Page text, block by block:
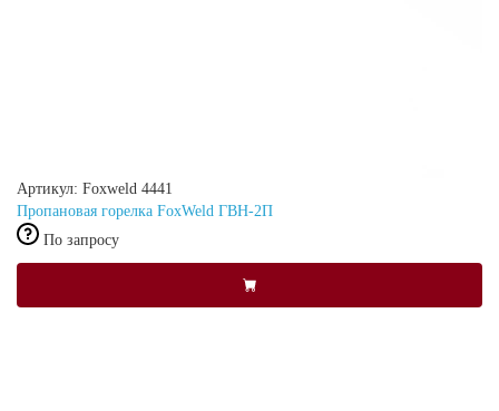
Артикул: Foxweld 4441
Пропановая горелка FoxWeld ГВН-2П
По запросу